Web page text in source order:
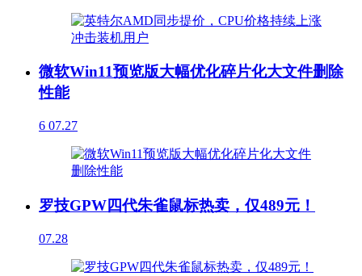
微软Win11预览版大幅优化碎片化大文件删除
性能
6 07.27
罗技GPW四代朱雀鼠标热卖，仅489元！
07.28